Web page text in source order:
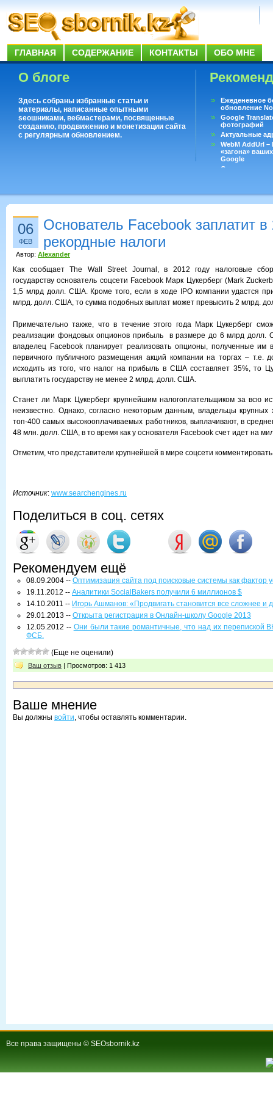
ГЛАВНАЯ СОДЕРЖАНИЕ КОНТАКТЫ ОБО МНЕ
О блоге
Здесь собраны избранные статьи и
материалы, написанные опытными
seoшниками, вебмастерами, посвященные
созданию, продвижению и монетизации сайта
с регулярным обновлением.
Ежеденевное
обновление
Google
фотографий
Актуальные
WebM AddUrl
«загона»
Google
Существует
06
ФЕВ
Основатель Facebook заплатит в
рекордные налоги
Автор: Alexander
Как сообщает The Wall Street Journal, в 2012 году налоговые
государству основатель соцсети Facebook Марк Цукерберг (Mark
1,5 млрд долл. США. Кроме того, если в ходе IPO компании удастся
млрд. долл. США, то сумма подобных выплат может превысить 2 млрд.
Примечательно также, что в течение этого года Марк Цукерберг
реализации фондовых опционов прибыль в размере до 6 млрд долл.
владелец Facebook планирует реализовать опционы, полученные им
первичного публичного размещения акций компании на торгах – т.е.
исходить из того, что налог на прибыль в США составляет 35%, то
выплатить государству не менее 2 млрд. долл. США.
Станет ли Марк Цукерберг крупнейшим налогоплательщиком за всю
неизвестно. Однако, согласно некоторым данным, владельцы крупных
топ-400 самых высокооплачиваемых работников, выплачивают, в
48 млн. долл. США, в то время как у основателя Facebook счет идет на
Отметим, что представители крупнейшей в мире соцсети
Источник: www.searchengines.ru
Поделиться в соц. сетях
Рекомендуем ещё
08.09.2004 -- Оптимизация сайта под поисковые системы как фактор
19.11.2012 -- Аналитики SocialBakers получили 6 миллионов $
14.10.2011 -- Игорь Ашманов: «Продвигать становится все сложнее и
29.01.2013 -- Открыта регистрация в Онлайн-школу Google 2013
12.05.2012 -- Они были такие романтичные, что над их перепиской
ФСБ.
(Еще не оценили)
Ваш отзыв | Просмотров: 1 413
Ваше мнение
Вы должны войти, чтобы оставлять комментарии.
Все права защищены © SEOsbornik.kz